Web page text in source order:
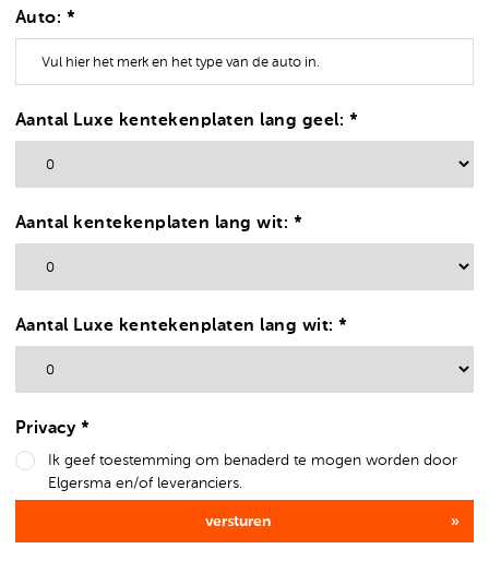
Auto: *
Aantal Luxe kentekenplaten lang geel: *
Aantal kentekenplaten lang wit: *
Aantal Luxe kentekenplaten lang wit: *
Privacy *
Ik geef toestemming om benaderd te mogen worden door
Elgersma en/of leveranciers.
versturen